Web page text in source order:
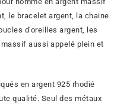
le bracelet argent, la chaine
d’oreilles argent, les
aussi appelé plein et
en argent 925 rhodié
qualité. Seul des métaux